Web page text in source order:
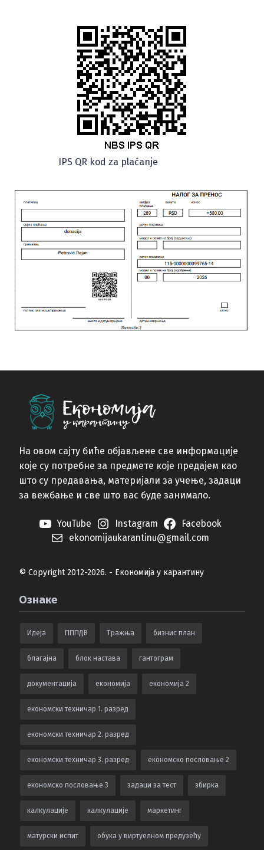
IPS QR kod za plaćanje
На овом сајту биће објављене све информације
које су потребне за предмете које предајем као
што су предавања, материјали за учење, задаци
за вежбање и све што вас буде занимало.
YouTube Instagram
Facebook
ekonomijaukarantinu@gmail.com
© Copyright 2012-2026. - Економија у карантину
Ознаке
Идеја ПППДВ Тражња бизнис план
благајна блок настава гантограм
документација економија економија 2
економски техничар 1. разред
економски техничар 2. разред
економски техничар 3. разред економско пословање 2
економско пословање 3 задаци за тест збирка
калкулацијe калкулације маркетинг
матурски испит обука у виртуелном предузећу